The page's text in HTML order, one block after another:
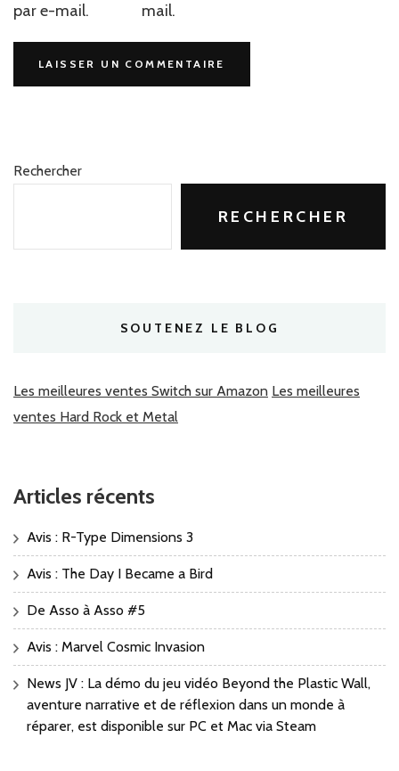
par e-mail.
mail.
Rechercher
RECHERCHER
SOUTENEZ LE BLOG
Les meilleures ventes Switch sur Amazon Les meilleures
ventes Hard Rock et Metal
Articles récents
Avis : R-Type Dimensions 3
Avis : The Day I Became a Bird
De Asso à Asso #5
Avis : Marvel Cosmic Invasion
News JV : La démo du jeu vidéo Beyond the Plastic Wall,
aventure narrative et de réflexion dans un monde à
réparer, est disponible sur PC et Mac via Steam